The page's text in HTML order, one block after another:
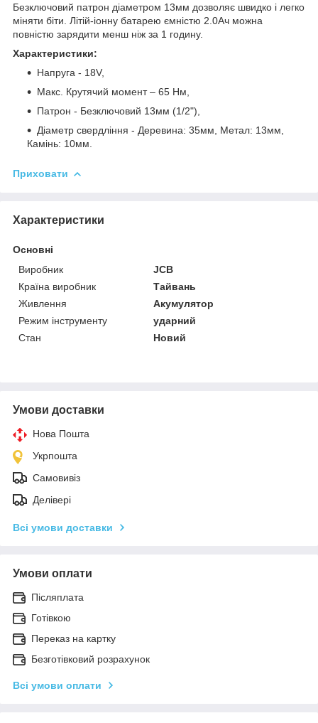
Безключовий патрон діаметром 13мм дозволяє швидко і легко
міняти біти. Літій-іонну батарею ємністю 2.0Ач можна
повністю зарядити менш ніж за 1 годину.
Характеристики:
Напруга - 18V,
Макс. Крутячий момент – 65 Нм,
Патрон - Безключовий 13мм (1/2"),
Діаметр свердління - Деревина: 35мм, Метал: 13мм,
Камінь: 10мм.
Приховати
Характеристики
Основні
Виробник
JCB
Країна виробник
Тайвань
Живлення
Акумулятор
Режим інструменту
ударний
Стан
Новий
Умови доставки
Нова Пошта
Укрпошта
Самовивіз
Делівері
Всі умови доставки
Умови оплати
Післяплата
Готівкою
Переказ на картку
Безготівковий розрахунок
Всі умови оплати